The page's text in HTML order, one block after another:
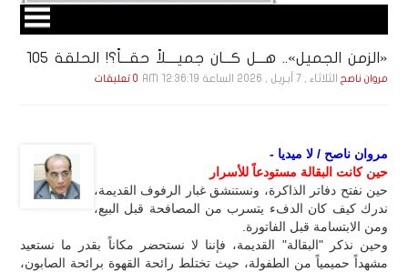
«الزمن الجميل».. هـــل كـــان جميــــلاً حقـــاً؟! الحلقة ١٠5
مروان ناصح الثلاثاء , 7 أبـريـل , 2026 الساعة 12:36:19 AM 0 تعليقات
مروان ناصح / لا ميديا -
حين كانت البقالة مستودعاً للأسرار
حين نفتح دفاتر الذاكرة، ونستنشق غبار الرفوف القديمة،
ندرك كيف كان الدفء يتسرب من المصافحة قبل البيع،
ومن الابتسامة قبل الفاتورة.
وحين نذكر "البقالة" القديمة، فإننا لا نستحضر مكاناً بقدر ما نستعيد
مشهداً حميمياً من الطفولة، حيث تختلط رائحة القهوة برائحة الصابون،